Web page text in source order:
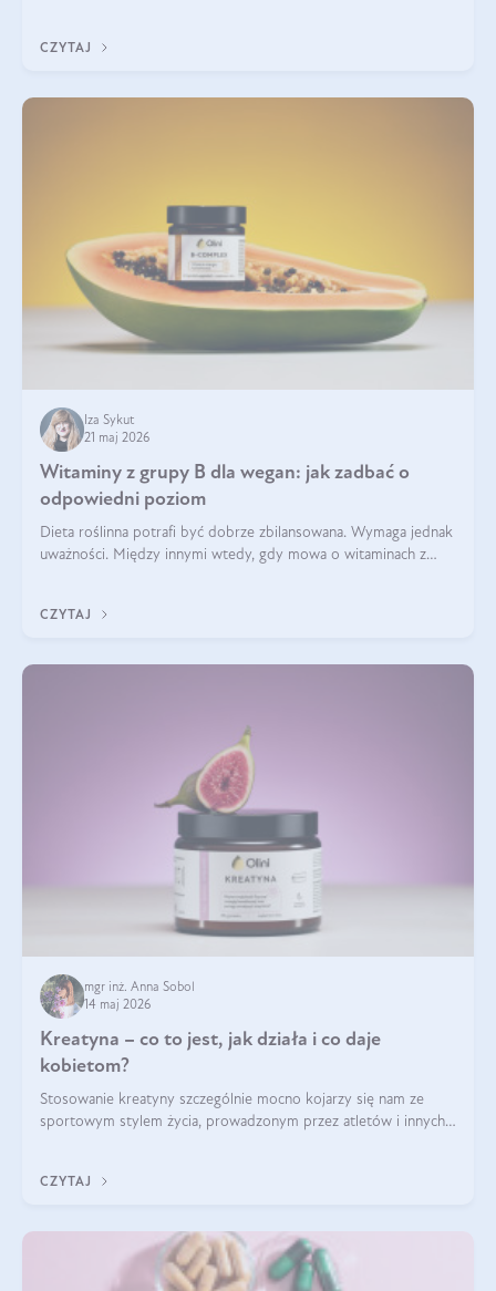
CZYTAJ
Iza Sykut
21 maj 2026
Witaminy z grupy B dla wegan: jak zadbać o
odpowiedni poziom
Dieta roślinna potrafi być dobrze zbilansowana. Wymaga jednak
uważności. Między innymi wtedy, gdy mowa o witaminach z
CZYTAJ
mgr inż. Anna Sobol
14 maj 2026
Kreatyna – co to jest, jak działa i co daje
kobietom?
Stosowanie kreatyny szczególnie mocno kojarzy się nam ze
sportowym stylem życia, prowadzonym przez atletów i innych
zwiększa masę
CZYTAJ